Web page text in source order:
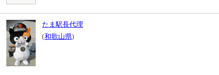
たま駅長代理
(和歌山県)